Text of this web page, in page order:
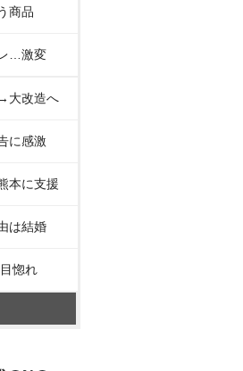
商品
…激変
大改造へ
に感激
本に支援
は結婚
惚れ